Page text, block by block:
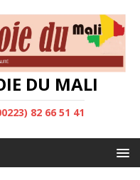
DU MALI
82 66 51 41